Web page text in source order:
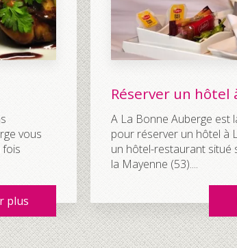
vous
fois
plus
Réserver un hôtel
A La Bonne Auberge est
pour réserver un hôtel à
un hôtel-restaurant situé
la Mayenne (53)....